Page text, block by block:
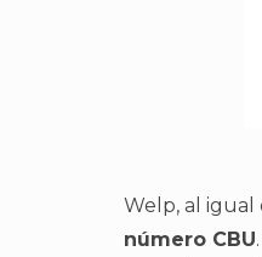
Welp, al igual
número CBU